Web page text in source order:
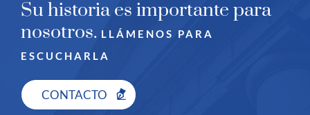
Su historia es importante para
nosotros. LLÁMENOS PARA
ESCUCHARLA
CONTACTO